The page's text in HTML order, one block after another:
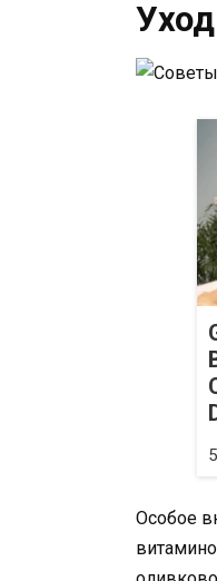
Особое